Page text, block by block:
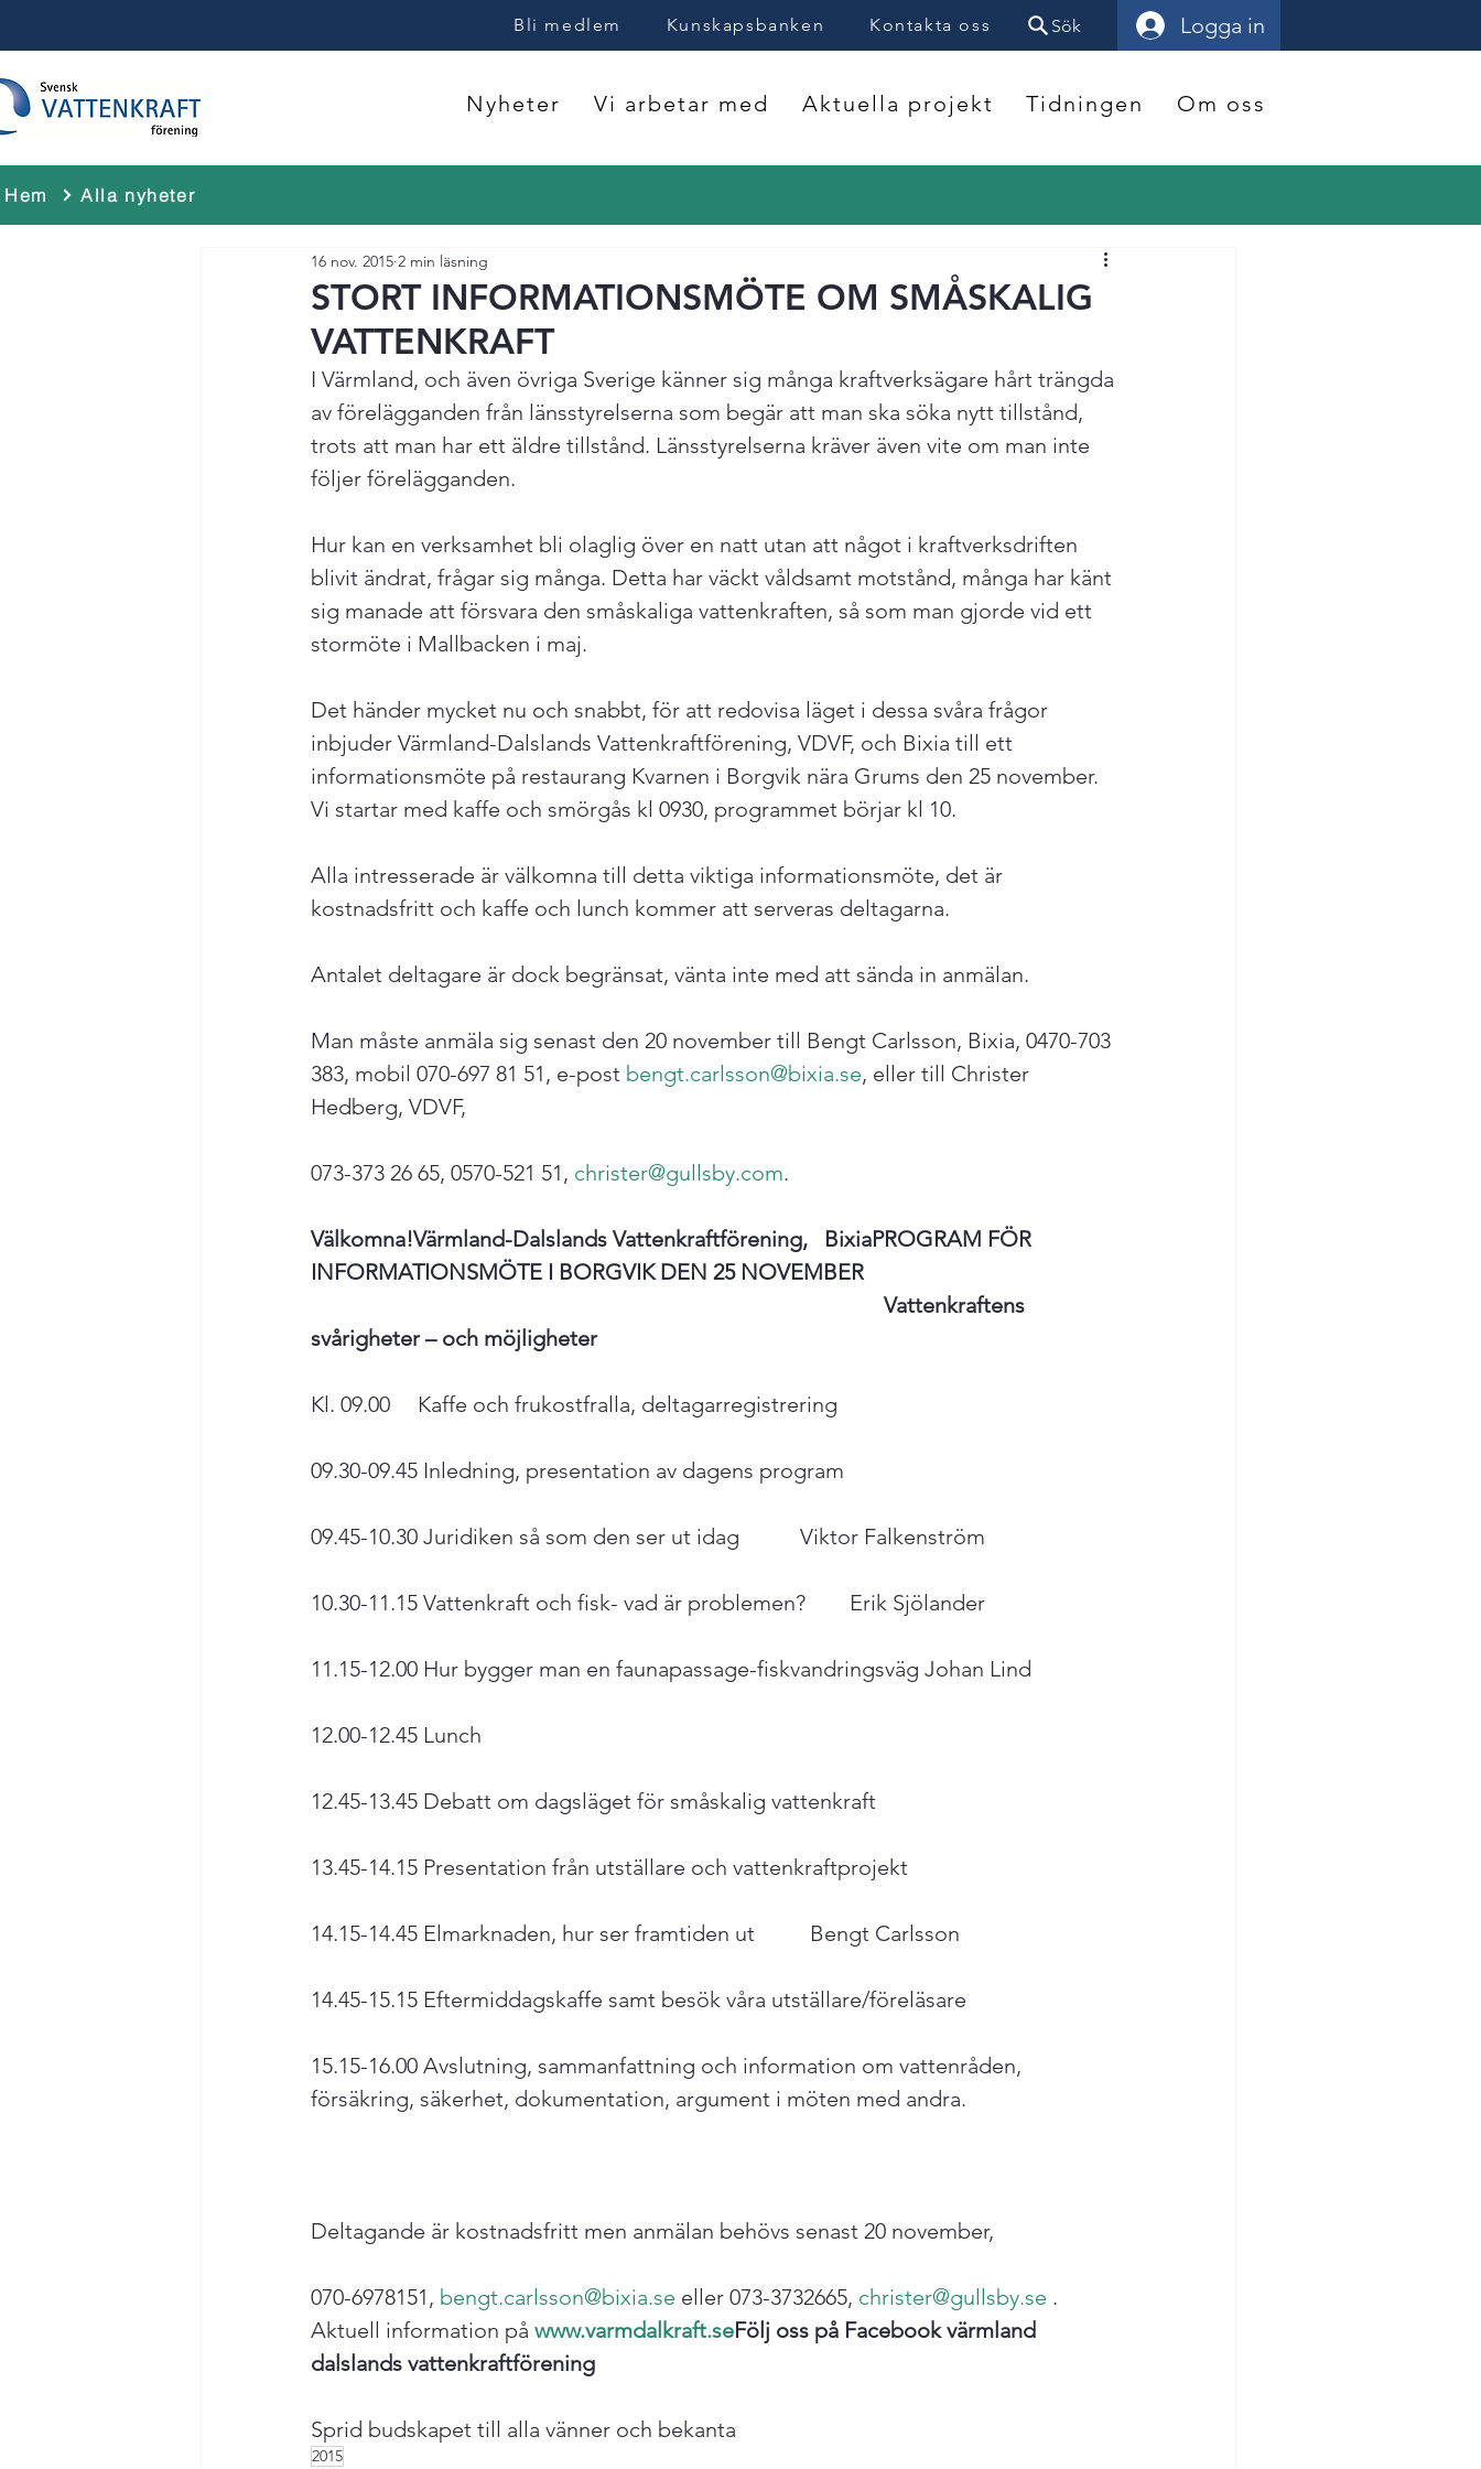
Bli medlem Kunskapsbanken Kontakta oss Sök Logga in
Nyheter Vi arbetar med Aktuella projekt Tidningen Om oss
Hem Alla nyheter
STORT INFORMATIONSMÖTE OM SMÅSKALIG
VATTENKRAFT
16 nov. 2015 2 min läsning
I Värmland, och även övriga Sverige känner sig många kraftverksägare hårt trängda
av förelägganden från länsstyrelserna som begär att man ska söka nytt tillstånd,
trots att man har ett äldre tillstånd. Länsstyrelserna kräver även vite om man inte
följer förelägganden.
Hur kan en verksamhet bli olaglig över en natt utan att något i kraftverksdriften
blivit ändrat, frågar sig många. Detta har väckt våldsamt motstånd, många har känt
sig manade att försvara den småskaliga vattenkraften, så som man gjorde vid ett
stormöte i Mallbacken i maj.
Det händer mycket nu och snabbt, för att redovisa läget i dessa svåra frågor
inbjuder Värmland-Dalslands Vattenkraftförening, VDVF, och Bixia till ett
informationsmöte på restaurang Kvarnen i Borgvik nära Grums den 25 november.
Vi startar med kaffe och smörgås kl 0930, programmet börjar kl 10.
Alla intresserade är välkomna till detta viktiga informationsmöte, det är
kostnadsfritt och kaffe och lunch kommer att serveras deltagarna.
Antalet deltagare är dock begränsat, vänta inte med att sända in anmälan.
Man måste anmäla sig senast den 20 november till Bengt Carlsson, Bixia, 0470-703
383, mobil 070-697 81 51, e-post bengt.carlsson@bixia.se, eller till Christer
Hedberg, VDVF,
073-373 26 65, 0570-521 51, christer@gullsby.com.
Välkomna!Värmland-Dalslands Vattenkraftförening,   BixiaPROGRAM FÖR
INFORMATIONSMÖTE I BORGVIK DEN 25 NOVEMBER
Vattenkraftens
svårigheter – och möjligheter
Kl. 09.00     Kaffe och frukostfralla, deltagarregistrering
09.30-09.45 Inledning, presentation av dagens program
09.45-10.30 Juridiken så som den ser ut idag           Viktor Falkenström
10.30-11.15 Vattenkraft och fisk- vad är problemen?        Erik Sjölander
11.15-12.00 Hur bygger man en faunapassage-fiskvandringsväg Johan Lind
12.00-12.45 Lunch
12.45-13.45 Debatt om dagsläget för småskalig vattenkraft
13.45-14.15 Presentation från utställare och vattenkraftprojekt
14.15-14.45 Elmarknaden, hur ser framtiden ut          Bengt Carlsson
14.45-15.15 Eftermiddagskaffe samt besök våra utställare/föreläsare
15.15-16.00 Avslutning, sammanfattning och information om vattenråden,
försäkring, säkerhet, dokumentation, argument i möten med andra.
Deltagande är kostnadsfritt men anmälan behövs senast 20 november,
070-6978151, bengt.carlsson@bixia.se eller 073-3732665, christer@gullsby.se .
Aktuell information på www.varmdalkraft.seFölj oss på Facebook värmland
dalslands vattenkraftförening
Sprid budskapet till alla vänner och bekanta
2015